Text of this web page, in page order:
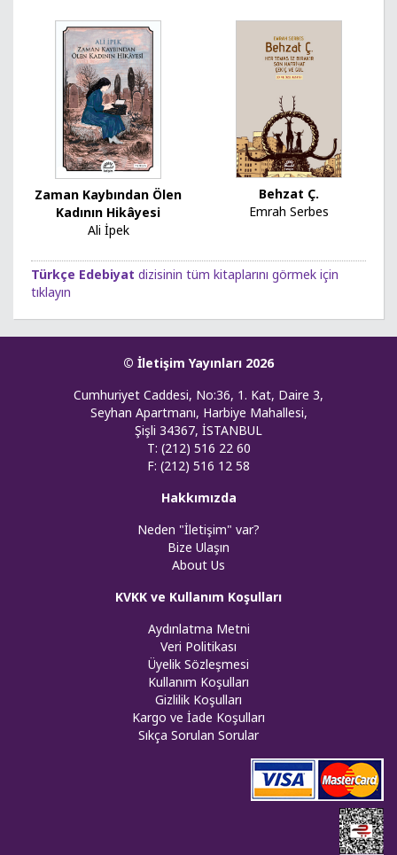
Zaman Kaybından Ölen
Kadının Hikâyesi
Ali İpek
Behzat Ç.
Emrah Serbes
Türkçe Edebiyat dizisinin tüm kitaplarını görmek için
tıklayın
© İletişim Yayınları 2026
Cumhuriyet Caddesi, No:36, 1. Kat, Daire 3,
Seyhan Apartmanı, Harbiye Mahallesi,
Şişli 34367, İSTANBUL
T: (212) 516 22 60
F: (212) 516 12 58
Hakkımızda
Neden "İletişim" var?
Bize Ulaşın
About Us
KVKK ve Kullanım Koşulları
Aydınlatma Metni
Veri Politikası
Üyelik Sözleşmesi
Kullanım Koşulları
Gizlilik Koşulları
Kargo ve İade Koşulları
Sıkça Sorulan Sorular